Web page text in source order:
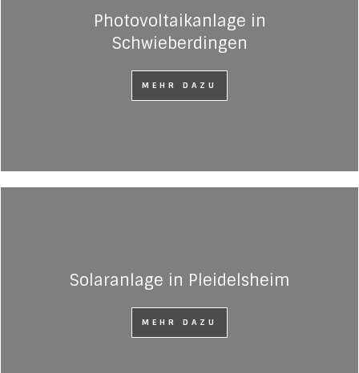
Photovoltaikanlage in
Schwieberdingen
MEHR DAZU
Solaranlage in Pleidelsheim
MEHR DAZU